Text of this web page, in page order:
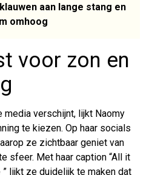
aan lange stang en
omhoog
voor zon en
media verschijnt, lijkt Naomy
te kiezen. Op haar socials
ze zichtbaar geniet van
sfeer. Met haar caption “All it
lijkt ze duidelijk te maken dat